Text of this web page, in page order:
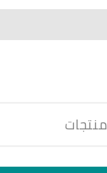
منتجات